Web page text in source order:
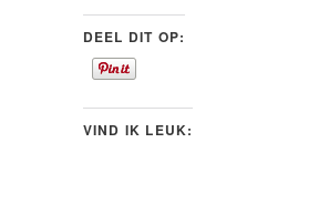
DEEL DIT OP:
VIND IK LEUK: